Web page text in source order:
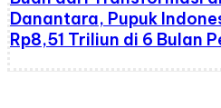
Danantara, Pupuk
Rp8,51 Triliun di 6 Bulan